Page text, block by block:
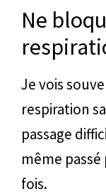
Ne
Je vois
respiration
passage
même passé
fois.